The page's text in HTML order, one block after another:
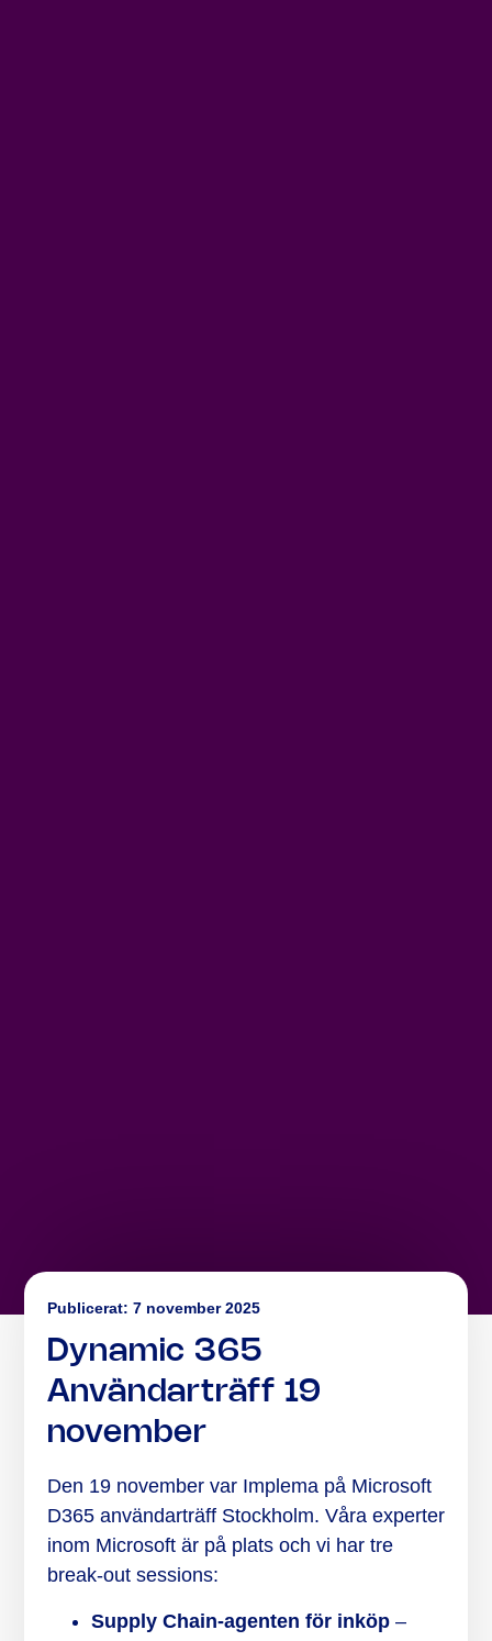
Publicerat: 7 november 2025
Dynamic 365
Användarträff 19
november
Den 19 november var Implema på Microsoft
D365 användarträff Stockholm. Våra experter
inom Microsoft är på plats och vi har tre
break-out sessions:
Supply Chain-agenten för inköp–